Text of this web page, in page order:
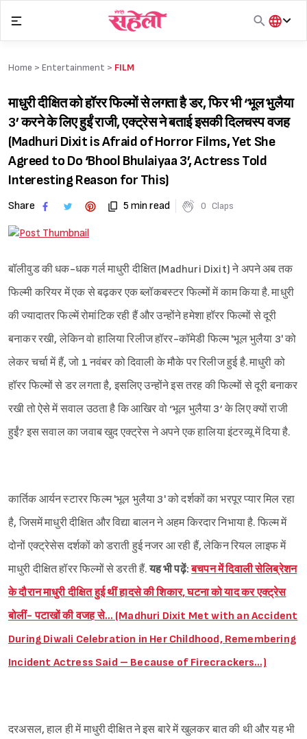
content
हिंदी
Home > Entertainment > FILM
माधुरी दीक्षित को हॉरर फिल्मों से लगता है डर, फिर भी ‘भूल भुलैया
3’ करने के लिए हुईं राजी, एक्ट्रेस ने बताई इसकी दिलचस्प वजह
(Madhuri Dixit is Afraid of Horror Films, Yet She
Agreed to Do ‘Bhool Bhulaiyaa 3’, Actress Told
Interesting Reason for This)
Share 5 min read 0 Claps
बॉलीवुड की धक-धक गर्ल माधुरी दीक्षित (Madhuri Dixit) ने अपने अब तक
फिल्मी करियर में एक से बढ़कर एक ब्लॉकबस्टर फिल्मों में काम किया है. माधुरी
की ज्यादातर फिल्में रोमांटिक रही हैं और उन्होंने हमेशा हॉरर फिल्मों से दूरी
बनाकर रखी, लेकिन वो हालिया रिलीज हॉरर-कॉमेडी फिल्म 'भूल भुलैया 3' को
लेकर चर्चा में हैं, जो 1 नवंबर को दिवाली के मौके पर रिलीज हुई है. माधुरी को
हॉरर फिल्मों से डर लगता है, इसलिए उन्होंने इस तरह की फिल्मों से दूरी बनाकर
रखी तो ऐसे में सवाल उठता है कि आखिर वो ‘भूल भुलैया 3’ के लिए क्यों राजी
हुईं? इस सवाल का जवाब खुद एक्ट्रेस ने अपने एक हालिया इंटरव्यू में दिया है.
कार्तिक आर्यन स्टारर फिल्म 'भूल भुलैया 3' को दर्शकों का भरपूर प्यार मिल रहा
है, जिसमें माधुरी दीक्षित और विद्या बालन ने अहम किरदार निभाया है. फिल्म में
दोनों एक्ट्रेसेस दर्शकों को डराती हुई नजर आ रही हैं, लेकिन रियल लाइफ में
माधुरी दीक्षित हॉरर फिल्मों से डरती हैं.यह भी पढ़ें:बचपन में दिवाली सेलिब्रेशन
के दौरान माधुरी दीक्षित हुई थीं हादसे की शिकार, घटना को याद कर एक्ट्रेस
बोलीं- पटाखों की वजह से… (Madhuri Dixit Met with an Accident
During Diwali Celebration in Her Childhood, Remembering
Incident Actress Said – Because of Firecrackers…)
दरअसल, हाल ही में माधुरी दीक्षित ने इस बारे में खुलकर बात की थी और यह भी